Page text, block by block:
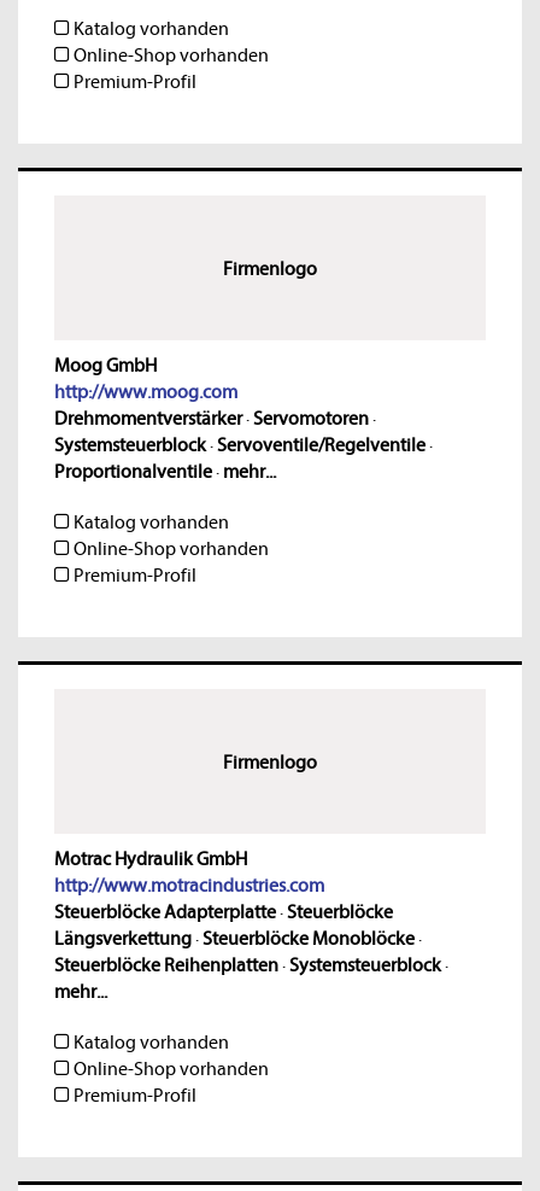
Katalog vorhanden
Online-Shop vorhanden
Premium-Profil
Firmenlogo
Moog GmbH
http://www.moog.com
Drehmomentverstärker·Servomotoren·
Systemsteuerblock·Servoventile/Regelventile·
Proportionalventile· mehr...
Katalog vorhanden
Online-Shop vorhanden
Premium-Profil
Firmenlogo
Motrac Hydraulik GmbH
http://www.motracindustries.com
Steuerblöcke Adapterplatte·Steuerblöcke
Längsverkettung·Steuerblöcke Monoblöcke·
Steuerblöcke Reihenplatten·Systemsteuerblock·
mehr...
Katalog vorhanden
Online-Shop vorhanden
Premium-Profil